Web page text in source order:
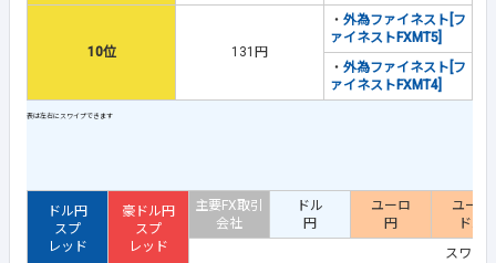
10位 131円
・ 外為ファイネスト[フ
ァイネストFXMT5]
・ 外為ファイネスト[フ
ァイネストFXMT4]
ドル円
スプ
レッド
豪ドル円
スプ
レッド
主要FX取引
会社
ドル
円
ユーロ
円
ユーロ
ドル
スワッ